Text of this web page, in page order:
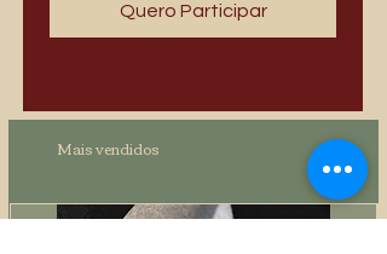
Quero Participar
Mais vendidos